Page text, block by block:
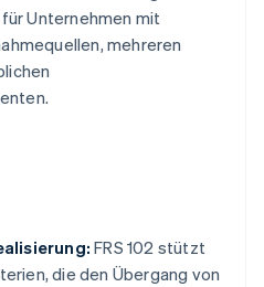
Unternehmen mit
mehreren
FRS 102 stützt
die den Übergang von